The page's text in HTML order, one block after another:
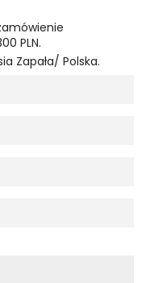
PLN.
Zapała/ Polska.